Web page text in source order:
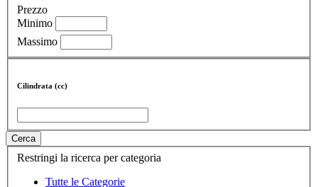
Prezzo
Minimo
Massimo
Cilindrata (cc)
Cerca
Restringi la ricerca per categoria
Tutte le Categorie